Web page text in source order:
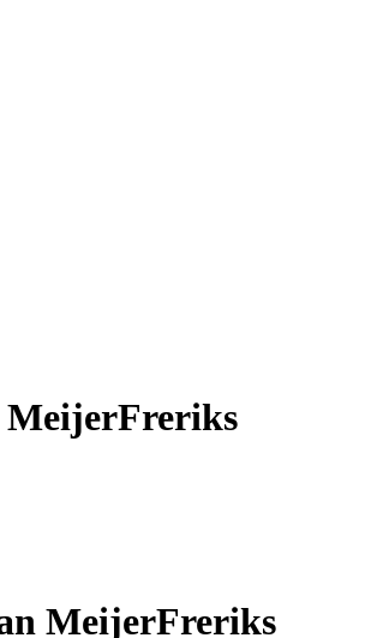
MeijerFreriks
MeijerFreriks